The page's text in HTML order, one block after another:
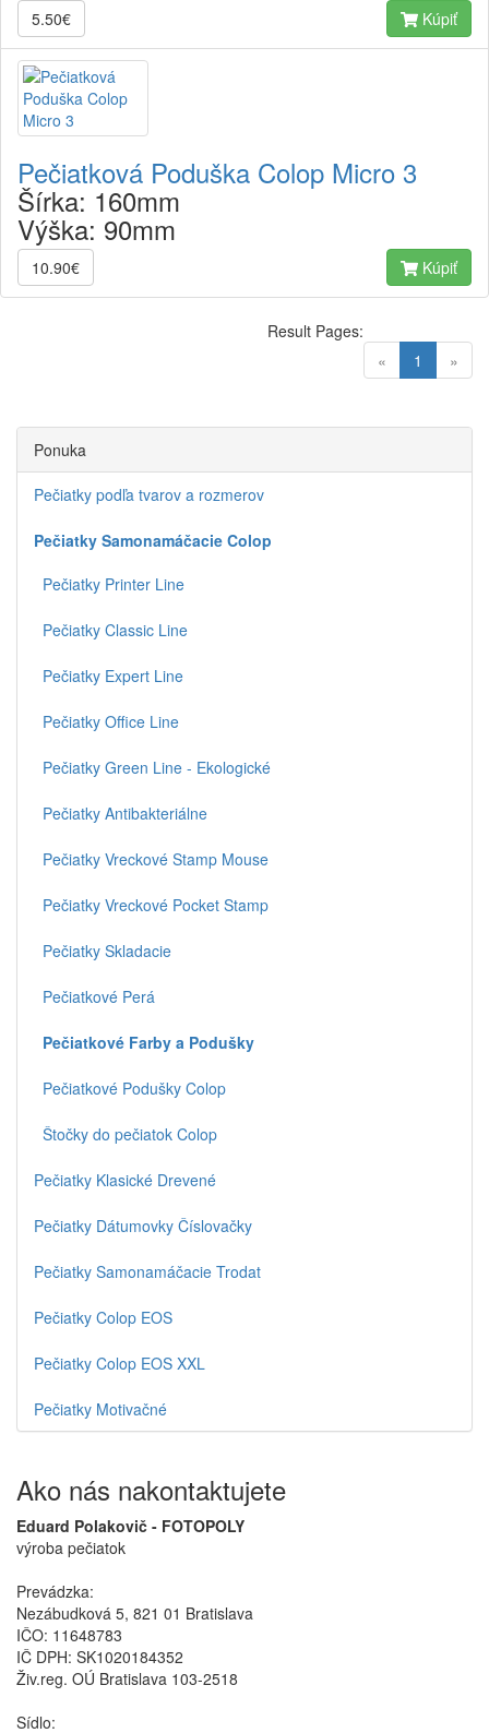
5.50€ Kúpiť
Pečiatková Poduška Colop Micro 3
Šírka: 160mm
Výška: 90mm
10.90€ Kúpiť
« 1 (current)
»
Result Pages:
Ponuka
Pečiatky podľa tvarov a rozmerov
Pečiatky Samonamáčacie Colop
Pečiatky Printer Line
Pečiatky Classic Line
Pečiatky Expert Line
Pečiatky Office Line
Pečiatky Green Line - Ekologické
Pečiatky Antibakteriálne
Pečiatky Vreckové Stamp Mouse
Pečiatky Vreckové Pocket Stamp
Pečiatky Skladacie
Pečiatkové Perá
Pečiatkové Farby a Podušky
Pečiatkové Podušky Colop
Štočky do pečiatok Colop
Pečiatky Klasické Drevené
Pečiatky Dátumovky Číslovačky
Pečiatky Samonamáčacie Trodat
Pečiatky Colop EOS
Pečiatky Colop EOS XXL
Pečiatky Motivačné
Ako nás nakontaktujete
Eduard Polakovič - FOTOPOLY
výroba pečiatok
Prevádzka:
Nezábudková 5, 821 01 Bratislava
IČO: 11648783
IČ DPH: SK1020184352
Živ.reg. OÚ Bratislava 103-2518
Sídlo: